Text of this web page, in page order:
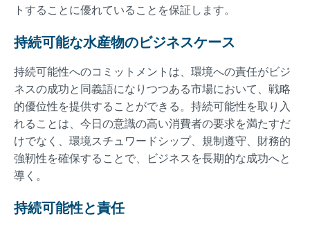
トすることに優れていることを保証します。
持続可能な水産物のビジネスケース
持続可能性へのコミットメントは、環境への責任がビジ
ネスの成功と同義語になりつつある市場において、戦略
的優位性を提供することができる。持続可能性を取り入
れることは、今日の意識の高い消費者の要求を満たすだ
けでなく、環境スチュワードシップ、規制遵守、財務的
強靭性を確保することで、ビジネスを長期的な成功へと
導く。
持続可能性と責任